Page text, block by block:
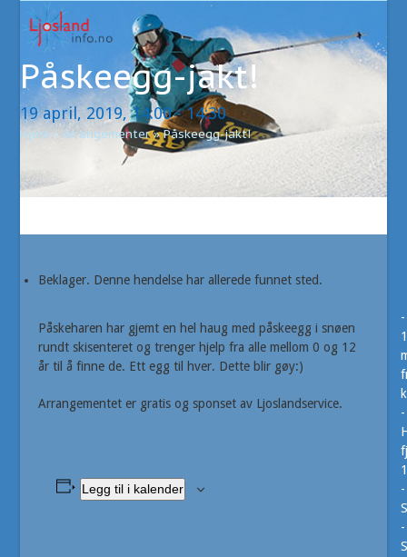
content
Open
mobile
menu
Close
mobile
menu
Påskeegg-jakt!
19 april, 2019, 14:00-14:30
Hjem »Arrangementer»Påskeegg-jakt!
Beklager. Denne hendelse har allerede funnet sted.
Påskeharen har gjemt en hel haug med påskeegg i snøen
rundt skisenteret og trenger hjelp fra alle mellom 0 og 12
år til å finne de. Ett egg til hver. Dette blir gøy:)
Arrangementet er gratis og sponset av Ljoslandservice.
Legg til i kalender
-
-
-
-